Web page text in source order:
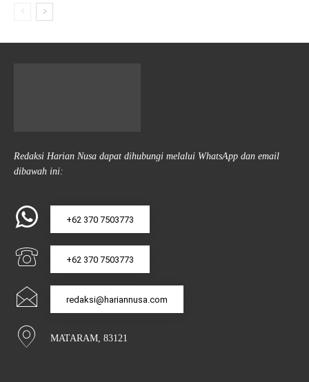
Redaksi Harian Nusa dapat dihubungi melalui WhatsApp dan email
dibawah ini:
+62 370 7503773
+62 370 7503773
redaksi@hariannusa.com
MATARAM, 83121